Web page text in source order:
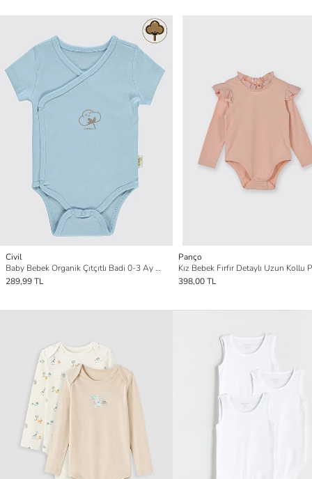
Civil
Baby Bebek Organik Çıtçıtlı Badi 0-3 Ay Mavi
289,99 TL
Panço
398,00 TL